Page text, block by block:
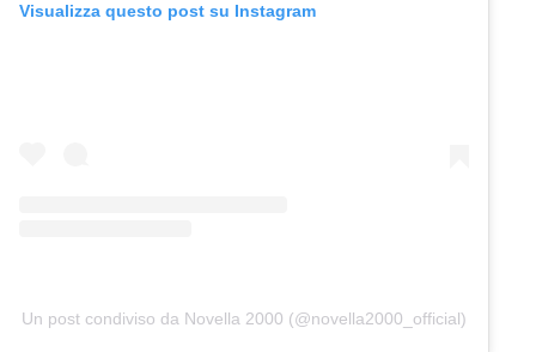
Visualizza questo post su Instagram
Un post condiviso da Novella 2000 (@novella2000_official)